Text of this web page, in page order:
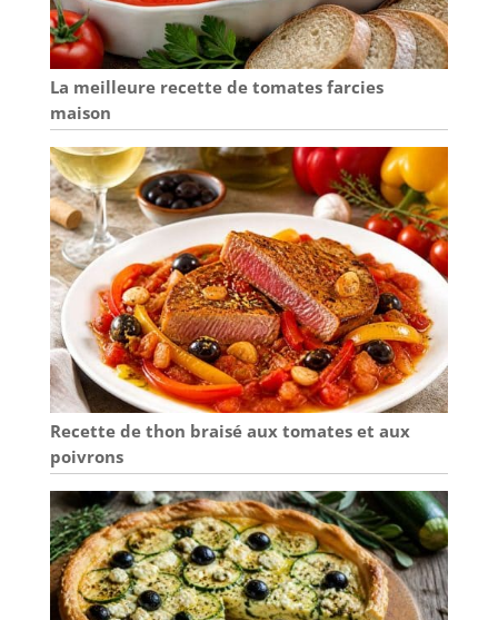
aux grandes
occasions. Une
planche apéro
dinatoire qui
La meilleure recette de tomates farcies
maison
Recette de thon braisé aux tomates et aux
poivrons